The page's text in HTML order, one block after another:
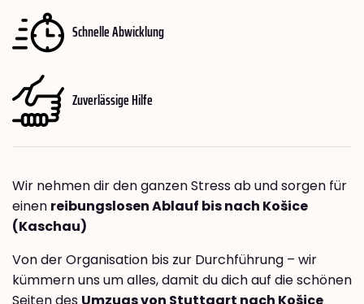
Schnelle Abwicklung
Zuverlässige Hilfe
Wir nehmen dir den ganzen Stress ab und sorgen für
einen reibungslosen Ablauf bis nach Košice
(Kaschau)
Von der Organisation bis zur Durchführung – wir
kümmern uns um alles, damit du dich auf die schönen